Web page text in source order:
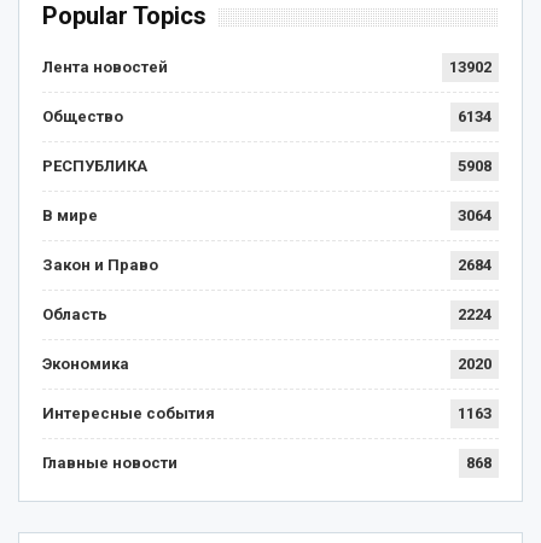
Popular Topics
Лента новостей 13902
Общество 6134
РЕСПУБЛИКА 5908
В мире 3064
Закон и Право 2684
Область 2224
Экономика 2020
Интересные события 1163
Главные новости 868